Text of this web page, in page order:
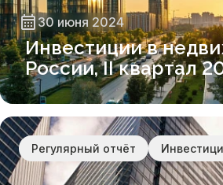
30 июня 2024
Инвестиции в
России, II квартал
Регулярный отчёт